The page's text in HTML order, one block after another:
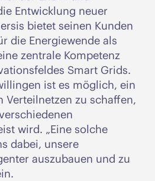
Entwicklung neuer
bietet seinen Kunden
die Energiewende als
zentrale Kompetenz
Smart Grids.
ist es möglich, ein
Verteilnetzen zu schaffen,
wird. „Eine solche
dabei, unsere
auszubauen und zu